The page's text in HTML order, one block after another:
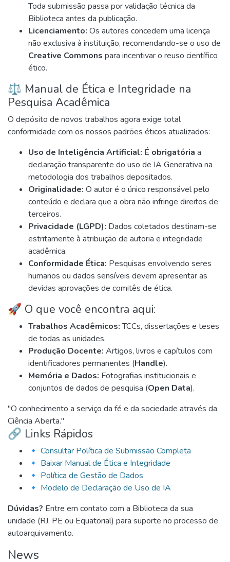
Toda submissão passa por validação técnica da
Biblioteca antes da publicação.
Licenciamento: Os autores concedem uma licença
não exclusiva à instituição, recomendando-se o uso de
Creative Commons para incentivar o reuso científico
ético.
⚖️ Manual de Ética e Integridade na
Pesquisa Acadêmica
O depósito de novos trabalhos agora exige total
conformidade com os nossos padrões éticos atualizados:
Uso de Inteligência Artificial: É obrigatória a
declaração transparente do uso de IA Generativa na
metodologia dos trabalhos depositados.
Originalidade: O autor é o único responsável pelo
conteúdo e declara que a obra não infringe direitos de
terceiros.
Privacidade (LGPD): Dados coletados destinam-se
estritamente à atribuição de autoria e integridade
acadêmica.
Conformidade Ética: Pesquisas envolvendo seres
humanos ou dados sensíveis devem apresentar as
devidas aprovações de comitês de ética.
🚀 O que você encontra aqui:
Trabalhos Acadêmicos:TCCs, dissertações e teses
de todas as unidades.
Produção Docente: Artigos, livros e capítulos com
identificadores permanentes (Handle).
Memória e Dados: Fotografias institucionais e
conjuntos de dados de pesquisa (Open Data).
"O conhecimento a serviço da fé e da sociedade através da
Ciência Aberta."
🔗 Links Rápidos
🔹 Consultar Política de Submissão Completa
🔹 Baixar Manual de Ética e Integridade
🔹 Política de Gestão de Dados
🔹 Modelo de Declaração de Uso de IA
Dúvidas? Entre em contato com a Biblioteca da sua
unidade (RJ, PE ou Equatorial) para suporte no processo de
autoarquivamento.
News